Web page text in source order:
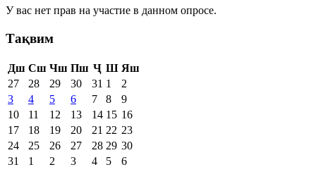
У вас нет прав на участие в данном опросе.
Тақвим
Дш Сш Чш Пш Ҷ Ш Яш
27
28 29 30 31 1
2
3
4 5 6 7 8
9
10
11 12 13 14 15 16
17
18 19 20 21 22 23
24
25 26 27 28 29 30
31
1 2 3 4 5 6